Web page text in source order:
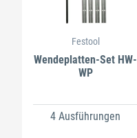
Festool
Wendeplatten-Set HW-
WP
4 Ausführungen